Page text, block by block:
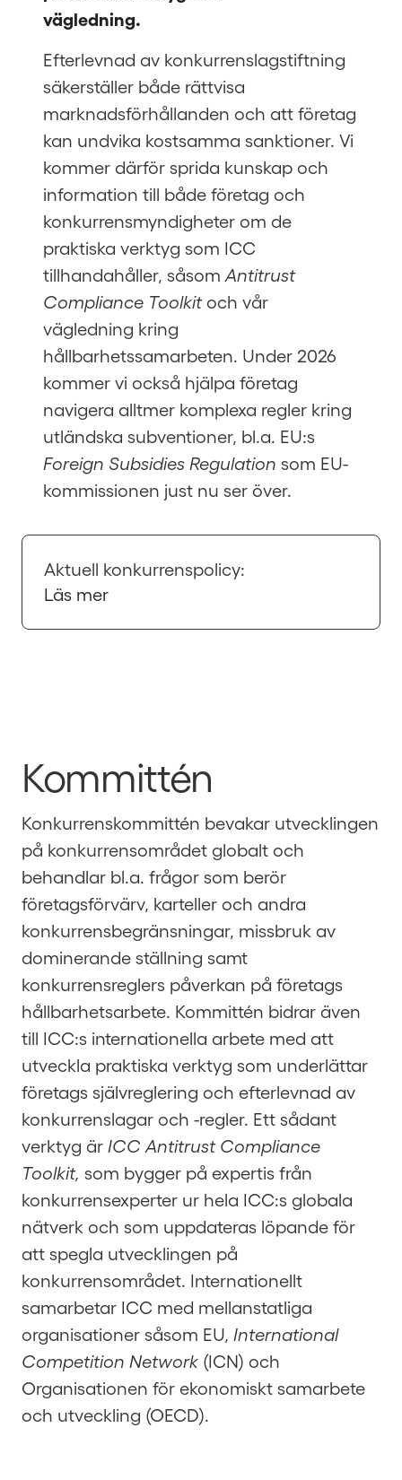
vägledning.
Efterlevnad av konkurrenslagstiftning
säkerställer både rättvisa
marknadsförhållanden och att företag
kan undvika kostsamma sanktioner. Vi
kommer därför sprida kunskap och
information till både företag och
konkurrensmyndigheter om de
praktiska verktyg som ICC
tillhandahåller, såsom Antitrust
Compliance Toolkitoch vår
vägledning kring
hållbarhetssamarbeten. Under 2026
kommer vi också hjälpa företag
navigera alltmer komplexa regler kring
utländska subventioner, bl.a. EU:s
Foreign Subsidies Regulation som EU-
kommissionen just nu ser över.
Aktuell konkurrenspolicy:
Läs mer
Kommittén
Konkurrenskommittén bevakar utvecklingen
på konkurrensområdet globalt och
behandlar bl.a. frågor som berör
företagsförvärv, karteller och andra
konkurrensbegränsningar, missbruk av
dominerande ställning samt
konkurrensreglers påverkan på företags
hållbarhetsarbete. Kommittén bidrar även
till ICC:s internationella arbete med att
utveckla praktiska verktyg som underlättar
företags självreglering och efterlevnad av
konkurrenslagar och -regler. Ett sådant
verktyg är ICC Antitrust Compliance
Toolkit, som bygger på expertis från
konkurrensexperter ur hela ICC:s globala
nätverk och som uppdateras löpande för
att spegla utvecklingen på
konkurrensområdet. Internationellt
samarbetar ICC med mellanstatliga
organisationer såsom EU, International
Competition Network (ICN) och
Organisationen för ekonomiskt samarbete
och utveckling (OECD).